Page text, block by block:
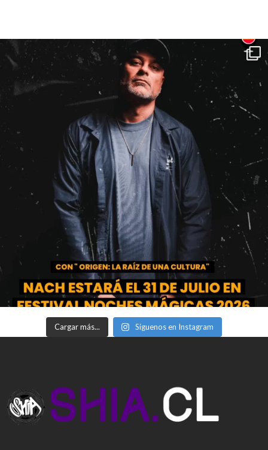
Cargar más... Síguenos en Instagram